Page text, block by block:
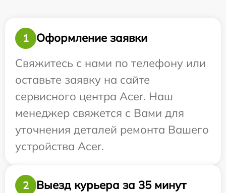
1
Оформление заявки
Свяжитесь с нами по телефону или
оставьте заявку на сайте
сервисного центра Acer. Наш
менеджер свяжется с Вами для
уточнения деталей ремонта Вашего
устройства Acer.
2
Выезд курьера за 35 минут